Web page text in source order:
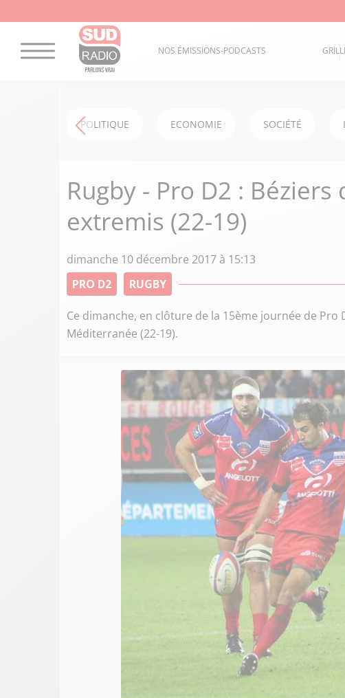
NOS ÉMISSIONS-PODCASTS
POLITIQUE ECONOMIE SOCIÉTÉ
Rugby - Pro D2 :
extremis (22-19)
dimanche 10 décembre 2017 à 15:13
PRO D2
RUGBY
Ce dimanche, en clôture de la 15ème journée de
Méditerranée (22-19).